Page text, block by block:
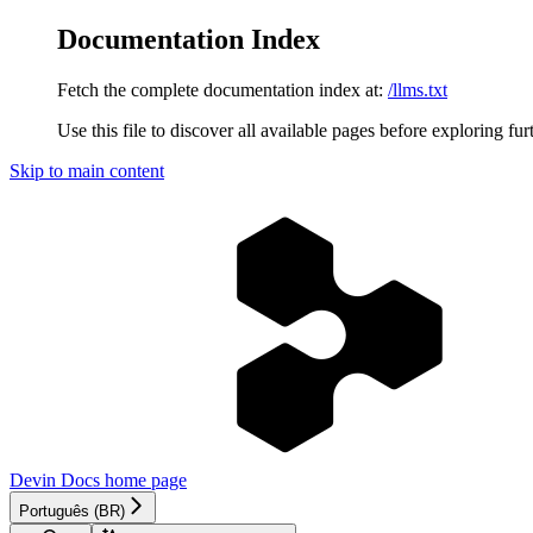
Documentation Index
Fetch the complete documentation index at: /llms.txt
Use this file to discover all available pages before exploring
Skip to main content
Devin Docs home page
Português (BR)